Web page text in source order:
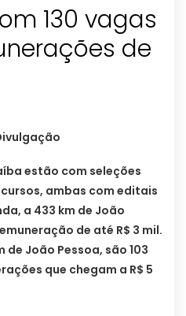
130 vagas
de
estão com seleções
ambas com editais
a 433 km de João
de até R$ 3 mil.
de João Pessoa, são 103
que chegam a R$ 5